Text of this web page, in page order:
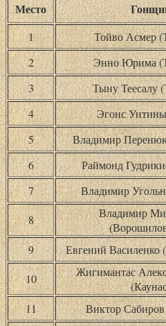
Место
1 Тойво Асмер
2
Энно Юрима
3
Тыну Теесалу
4
Эгонс
5
Владимир
6
Раймонд
7
Владимир
8
Владимир
9 Евгений Василенко
10
Жигимантас
11 Виктор